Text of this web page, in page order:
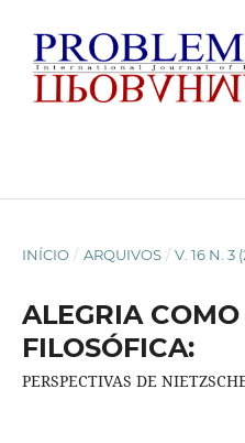
INÍCIO / ARQUIVOS / V. 16 N. 3
ALEGRIA
FILOSÓFICA:
PERSPECTIVAS DE